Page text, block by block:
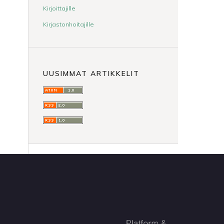
Kirjoittajille
Kirjastonhoitajille
UUSIMMAT ARTIKKELIT